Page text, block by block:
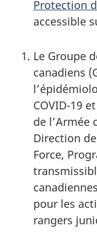
Protection
accessible
Le Groupe
canadiens
COVID-19
de l’Armée
Direction
Force,
pour les
rangers